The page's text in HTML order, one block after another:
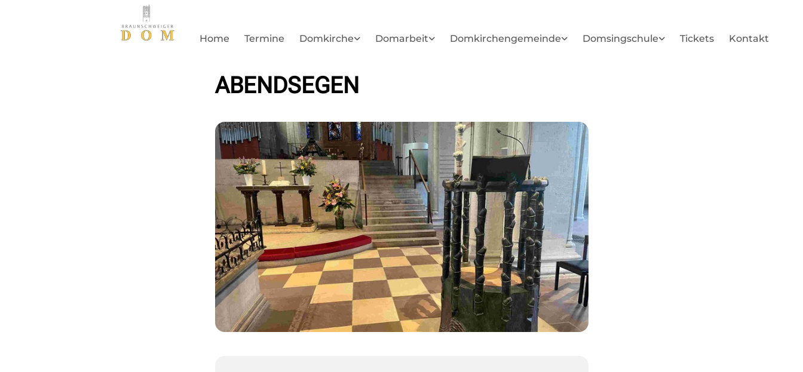
Home Termine Domkirche Domarbeit Domkirchengemeinde Domsingschule Tickets Kontakt
ABENDSEGEN